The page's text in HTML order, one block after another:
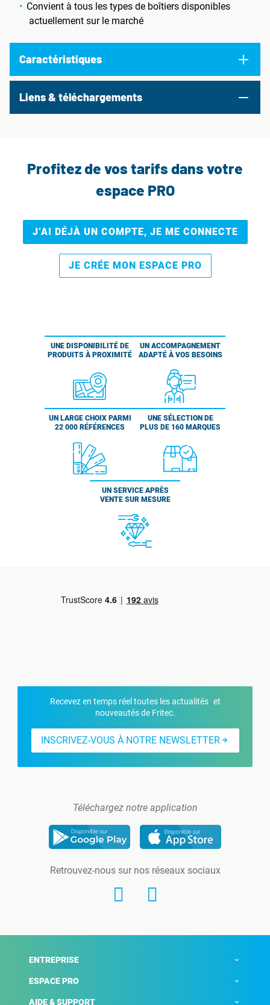
Convient à tous les types de boîtiers disponibles
actuellement sur le marché
Caractéristiques
Liens & téléchargements
Profitez de vos tarifs dans votre
espace PRO
J’AI DÉJÀ UN COMPTE, JE ME CONNECTE
JE CRÉE MON ESPACE PRO
UNE DISPONIBILITÉ DE
PRODUITS À PROXIMITÉ
UN ACCOMPAGNEMENT
ADAPTÉ À VOS BESOINS
UN LARGE CHOIX PARMI
22 000 RÉFÉRENCES
UNE SÉLECTION DE
PLUS DE 160 MARQUES
UN SERVICE APRÈS
VENTE SUR MESURE
Recevez en temps réel toutes les actualités et
nouveautés de Fritec.
INSCRIVEZ-VOUS À NOTRE NEWSLETTER
Téléchargez notre application
Retrouvez-nous sur nos réseaux sociaux
ENTREPRISE
ESPACE PRO
AIDE & SUPPORT